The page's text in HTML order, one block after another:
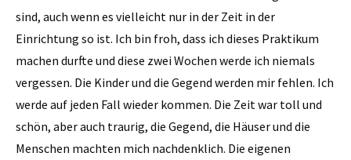
sind, auch wenn es vielleicht nur in der Zeit in der
Einrichtung so ist. Ich bin froh, dass ich dieses Praktikum
machen durfte und diese zwei Wochen werde ich niemals
vergessen. Die Kinder und die Gegend werden mir fehlen. Ich
werde auf jeden Fall wieder kommen. Die Zeit war toll und
schön, aber auch traurig, die Gegend, die Häuser und die
Menschen machten mich nachdenklich. Die eigenen